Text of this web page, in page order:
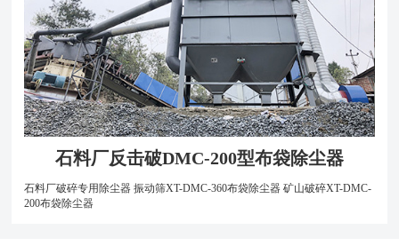
联系我们
石料厂反击破DMC-200型布袋除尘器
石料厂破碎专用除尘器振动筛XT-DMC-360布袋除尘器矿山破碎XT-DMC-
200布袋除尘器